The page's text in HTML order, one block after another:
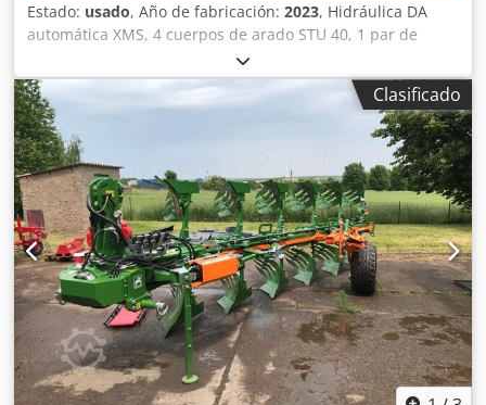
Estado: usado, Año de fabricación: 2023, Hidráulica DA
automática XMS, 4 cuerpos de arado STU 40, 1 par de
cuchillas 4x 430 HD, 1 par de protectores de desgaste, 1
par de 4 rejas delanteras M0 RH65-85, cuchilla de disco
DM 500 para desbloqueo hidráulico de piedras reforzado,
rueda de soporte oscilante DM680. Crodpfx Alotvf Rwexof
Clasificado